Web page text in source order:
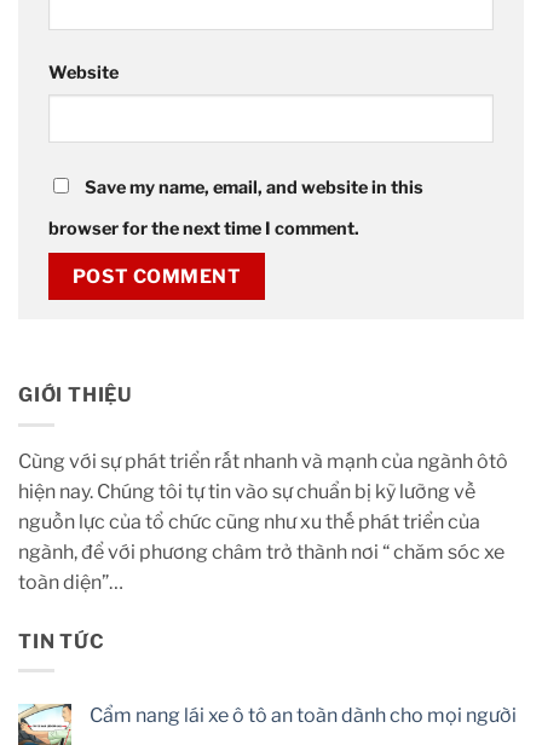
Website
Save my name, email, and website in this
browser for the next time I comment.
GIỚI THIỆU
Cùng với sự phát triển rất nhanh và mạnh của ngành ôtô
hiện nay. Chúng tôi tự tin vào sự chuẩn bị kỹ lưỡng về
nguồn lực của tổ chức cũng như xu thế phát triển của
ngành, để với phương châm trở thành nơi “ chăm sóc xe
toàn diện”…
TIN TỨC
Cẩm nang lái xe ô tô an toàn dành cho mọi người